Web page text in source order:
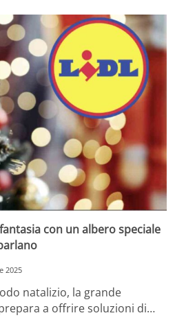
con un albero speciale
2025
natalizio, la grande
a offrire soluzioni di…